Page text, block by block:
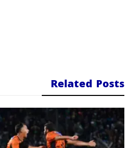
Related Posts